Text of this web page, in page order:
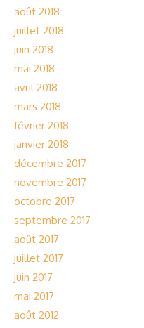
août 2018
juillet 2018
juin 2018
mai 2018
avril 2018
mars 2018
février 2018
janvier 2018
décembre 2017
novembre 2017
octobre 2017
septembre 2017
août 2017
juillet 2017
juin 2017
mai 2017
août 2012